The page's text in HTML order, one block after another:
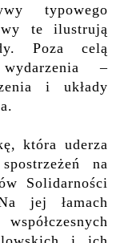
typowego
te ilustrują
Poza celą
–
i układy
która uderza
na
Solidarności
jej łamach